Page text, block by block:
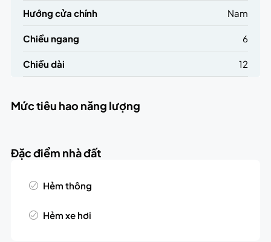
Hướng cửa chính Nam
Chiều ngang 6
Chiều dài 12
Mức tiêu hao năng lượng
Đặc điểm nhà đất
Hẻm thông
Hẻm xe hơi